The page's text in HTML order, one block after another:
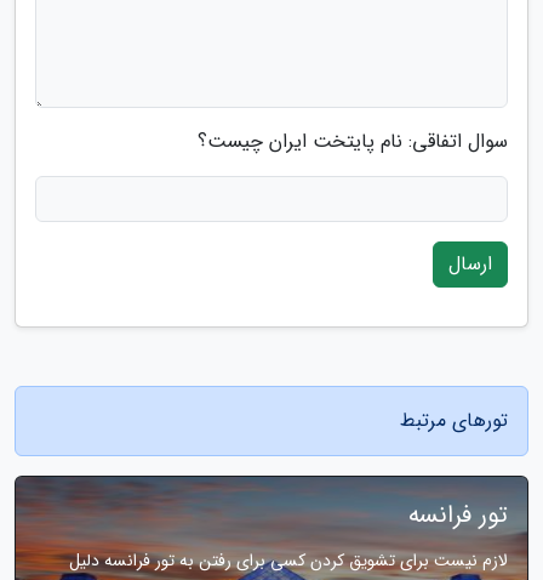
سوال اتفاقی: نام پایتخت ایران چیست؟
ارسال
تورهای مرتبط
تور فرانسه
لازم نیست برای تشویق کردن کسی برای رفتن به تور فرانسه دلیل